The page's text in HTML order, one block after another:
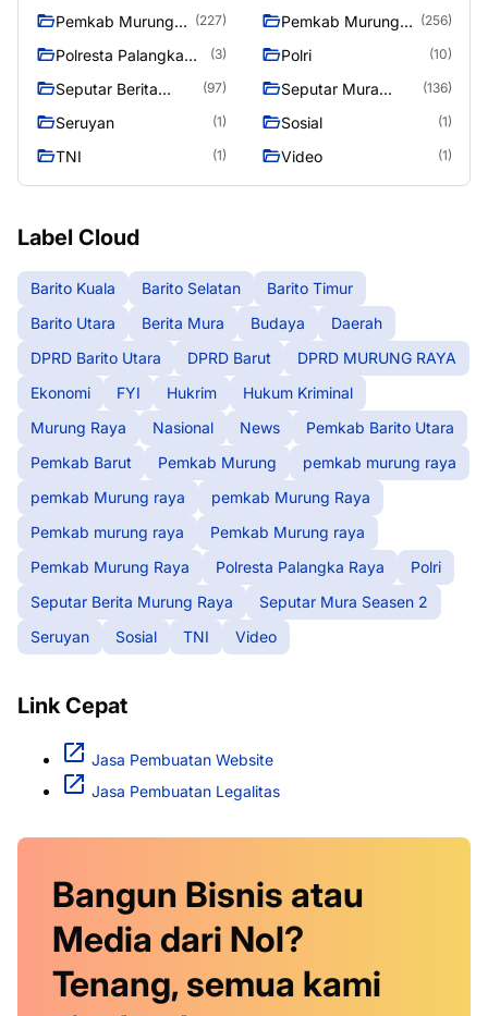
Pemkab Murung
(227)
Pemkab Murung
(256)
Polresta Palangka
(3) Polri (10)
Seputar Berita
(97)
Seputar Mura
(136)
Seruyan (1) Sosial (1)
TNI (1) Video (1)
Label Cloud
Barito Kuala Barito Selatan
Barito Timur
Barito Utara
Berita Mura Budaya
Daerah
DPRD Barito Utara
DPRD Barut
DPRD MURUNG RAYA
Ekonomi
FYI Hukrim
Hukum Kriminal
Murung Raya
Nasional News
Pemkab Barito Utara
Pemkab Barut
Pemkab Murung
pemkab murung raya
pemkab Murung raya
pemkab Murung Raya
Pemkab murung raya
Pemkab Murung raya
Pemkab Murung Raya
Polresta Palangka Raya
Polri
Seputar Berita Murung Raya
Seputar Mura Seasen 2
Seruyan
Sosial TNI Video
Link Cepat
Jasa Pembuatan Website
Jasa Pembuatan Legalitas
Bangun Bisnis atau
Media dari Nol?
Tenang, semua kami